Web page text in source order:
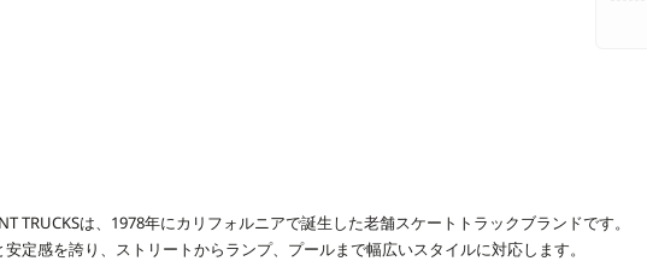
TRUCKSは、1978年にカリフォルニアで誕生した老舗スケートトラックブランドです。
定感を誇り、ストリートからランプ、プールまで幅広いスタイルに対応します。